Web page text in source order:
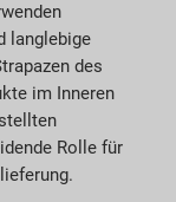
langlebige
des
im Inneren
Rolle für